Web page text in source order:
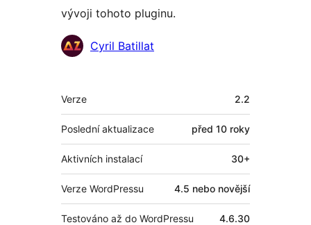
vývoji tohoto pluginu.
Spolupracovníci
Cyril Batillat
Meta
Verze 2.2
Poslední aktualizace před 10 roky
Aktivních instalací 30+
Verze WordPressu 4.5 nebo novější
Testováno až do WordPressu 4.6.30